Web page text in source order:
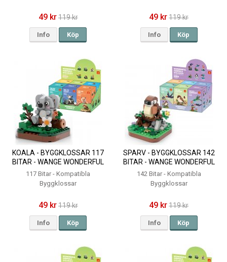
49 kr119 kr
Info Köp
49 kr119 kr
Info Köp
KOALA - BYGGKLOSSAR 117
BITAR - WANGE WONDERFUL
ANIMALS
117 Bitar - Kompatibla
Byggklossar
49 kr119 kr
Info Köp
SPARV - BYGGKLOSSAR 142
BITAR - WANGE WONDERFUL
ANIMALS
142 Bitar - Kompatibla
Byggklossar
49 kr119 kr
Info Köp